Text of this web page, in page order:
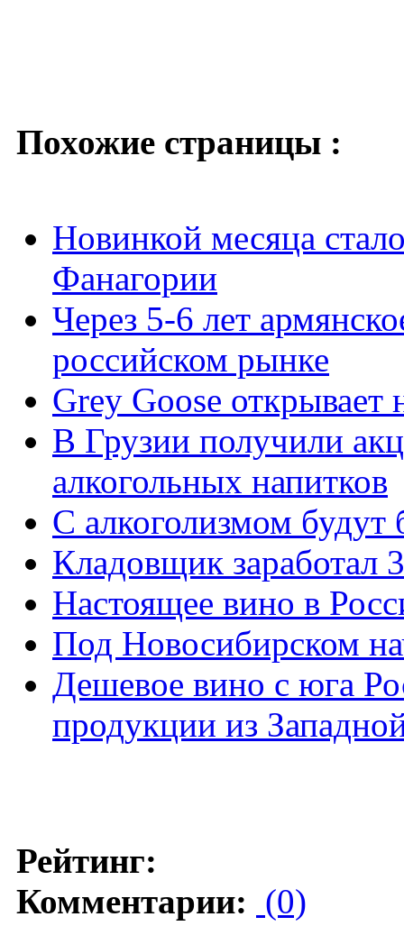
Похожие страницы :
Новинкой месяца
Фанагории
Через 5-6 лет
российском рынке
Grey Goose
В Грузии получили
алкогольных напитков
C алкоголизмом будут
Кладовщик заработал
Настоящее вино в
Под Новосибирском
Дешевое вино с юга
продукции из
Рейтинг:
Комментарии: (0)